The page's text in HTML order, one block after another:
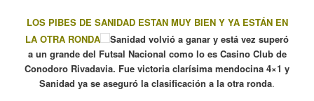
LOS PIBES DE SANIDAD ESTAN MUY BIEN Y YA ESTÁN EN
LA OTRA RONDA
Sanidad volvió a ganar y está vez superó
a un grande del Futsal Nacional como lo es Casino Club de
Conodoro Rivadavia. Fue victoria clarísima mendocina 4×1 y
Sanidad ya se aseguró la clasificación a la otra ronda.